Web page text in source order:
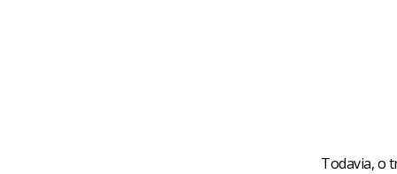
Todavia, o